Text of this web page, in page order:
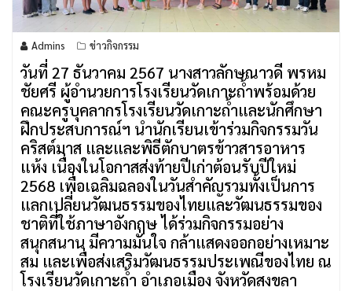
Admins ข่าวกิจกรรม
วันที่ 27 ธันวาคม 2567 นางสาวลักษณาวดี พรหม
ชัยศรี ผู้อำนวยการโรงเรียนวัดเกาะถ้ำพร้อมด้วย
คณะครูบุคลากรโรงเรียนวัดเกาะถ้ำและนักศึกษา
ฝึกประสบการณ์ฯ นำนักเรียนเข้าร่วมกิจกรรมวัน
คริสต์มาส และและพิธีตักบาตรข้าวสารอาหาร
แห้ง เนื่องในโอกาสส่งท้ายปีเก่าต้อนรับปีใหม่
2568 เพื่อเฉลิมฉลองในวันสำคัญรวมทั้งเป็นการ
แลกเปลี่ยนวัฒนธรรมของไทยและวัฒนธรรมของ
ชาติที่ใช้ภาษาอังกฤษ ได้ร่วมกิจกรรมอย่าง
สนุกสนาน มีความมั่นใจ กล้าแสดงออกอย่างเหมาะ
สม และเพื่อส่งเสริมวัฒนธรรมประเพณีของไทย ณ
โรงเรียนวัดเกาะถ้ำ อำเภอเมือง จังหวัดสงขลา